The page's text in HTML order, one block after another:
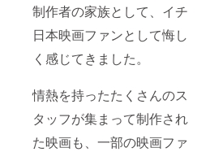
制作者の家族として、イチ
日本映画ファンとして悔し
く感じてきました。
情熱を持ったたくさんのス
タッフが集まって制作され
た映画も、一部の映画ファ